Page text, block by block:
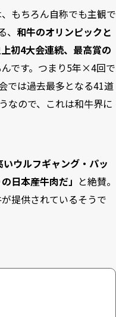
もちろん自称でも主観で
和牛のオリンピックと
初4大会連続、最高賞の
んです。つまり5年×4回で
では過去最多となる41道
なので、これは和牛界に
ウルフギャング・パッ
日本産牛肉だ」 と絶賛。
提供されているそうで